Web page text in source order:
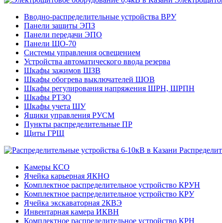
Вводно-распределительные устройства ВРУ
Панели защиты ЭПЗ
Панели передачи ЭПО
Панели ЩО-70
Системы управления освещением
Устройства автоматического ввода резерва
Шкафы зажимов ШЗВ
Шкафы обогрева выключателей ШОВ
Шкафы регулирования напряжения ШРН, ШРПН
Шкафы РТЗО
Шкафы учета ШУ
Ящики управления РУСМ
Пункты распределительные ПР
Щиты ГРЩ
Камеры КСО
Ячейка карьерная ЯКНО
Комплектное распределительное устройство КРУН
Комплектное распределительное устройство КРУ
Ячейка экскаваторная 2КВЭ
Инвентарная камера ИКВН
Комплектное распределительное устройство КРН